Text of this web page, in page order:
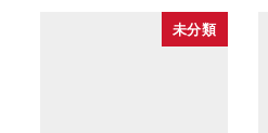
未分類